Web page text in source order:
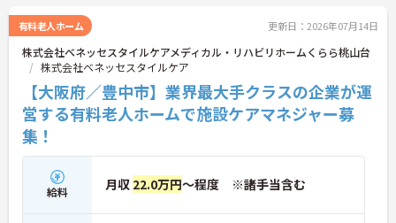
のでお気軽にご相談ください！
有料老人ホーム 更新日：2026年07月14日
株式会社ベネッセスタイルケアメディカル・リハビリホームくらら桃山台
株式会社ベネッセスタイルケア
【大阪府／豊中市】業界最大手クラスの企業が運
営する有料老人ホームで施設ケアマネジャー募
集！
給料 月収 22.0万円～程度 ※諸手当含む